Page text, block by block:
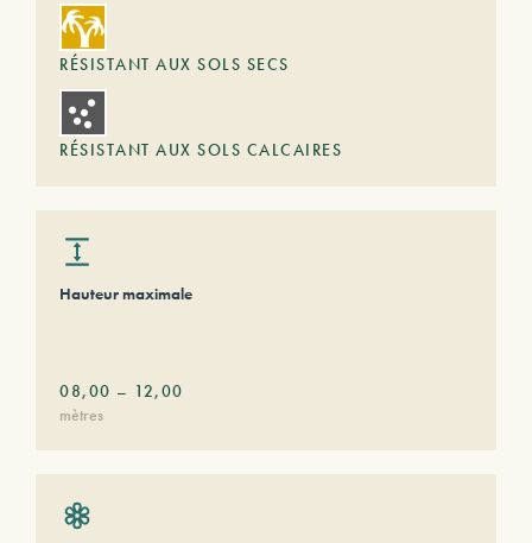
RÉSISTANT AUX SOLS SECS
RÉSISTANT AUX SOLS CALCAIRES
Hauteur maximale
08,00 – 12,00
mètres